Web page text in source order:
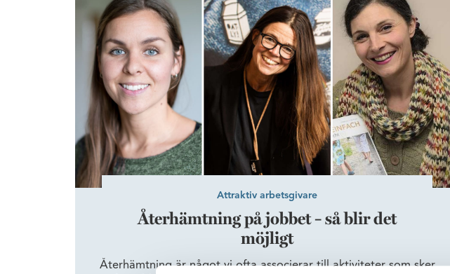
Attraktiv arbetsgivare
Återhämtning på jobbet – så blir det
möjligt
Återhämtning är något vi ofta associerar till aktiviteter som sker